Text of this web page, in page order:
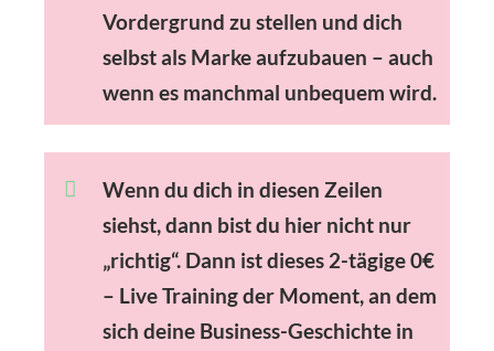
Vordergrund zu stellen und dich
selbst als Marke aufzubauen – auch
wenn es manchmal unbequem wird.
Wenn du dich in diesen Zeilen
siehst, dann bist du hier nicht nur
„richtig“. Dann ist dieses 2-tägige 0€
– Live Training der Moment, an dem
sich deine Business-Geschichte in